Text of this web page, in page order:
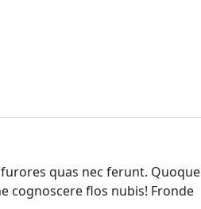
quas nec ferunt. Quoque
cognoscere flos nubis! Fronde